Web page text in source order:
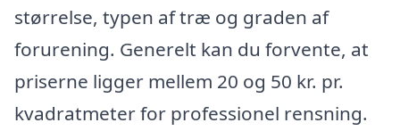
størrelse, typen af træ og graden af
forurening. Generelt kan du forvente, at
priserne ligger mellem 20 og 50 kr. pr.
kvadratmeter for professionel rensning.